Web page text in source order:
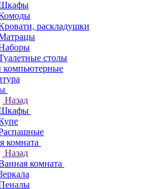
раскладушки
столы
компьютерные
Назад
комната
Назад
комната